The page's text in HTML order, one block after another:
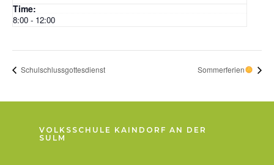
Time:
8:00 - 12:00
Schulschlussgottesdienst Sommerferien
VOLKSSCHULE KAINDORF AN DER
SULM